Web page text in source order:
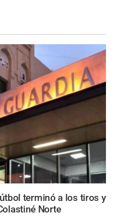
terminó a los tiros y
Norte